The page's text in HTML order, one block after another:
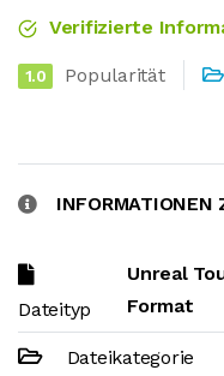
Verifizierte
1.0 Popularität
INFORMATIONEN
Dateityp
Unreal
Format
Dateikategorie